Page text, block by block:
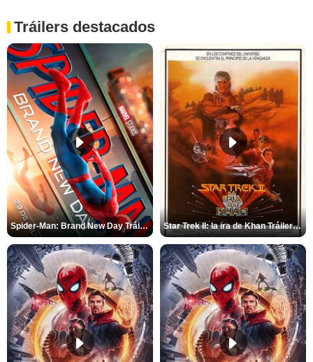
Tráilers destacados
Spider-Man: Brand New Day Tráiler (3) Star Trek II: la ira de Khan Tráiler VO